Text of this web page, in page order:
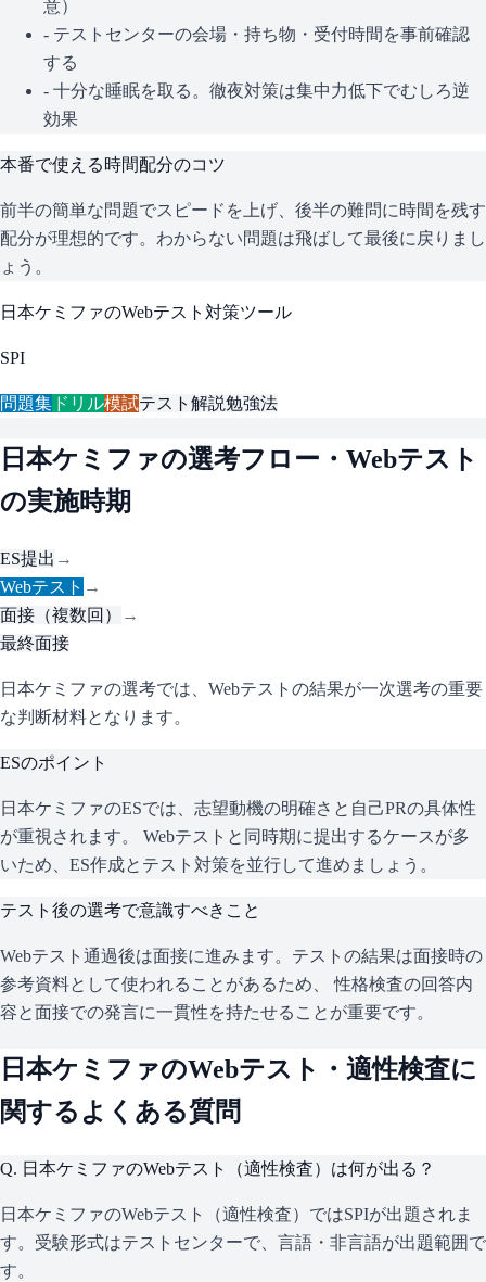
意）
- テストセンターの会場・持ち物・受付時間を事前確認
する
- 十分な睡眠を取る。徹夜対策は集中力低下でむしろ逆
効果
本番で使える時間配分のコツ
前半の簡単な問題でスピードを上げ、後半の難問に時間を残す
配分が理想的です。わからない問題は飛ばして最後に戻りまし
ょう。
日本ケミファのWebテスト対策ツール
SPI
問題集 ドリル模試テスト解説勉強法
日本ケミファの選考フロー・Webテスト
の実施時期
ES提出 →
Webテスト →
面接（複数回）
→
最終面接
日本ケミファの選考では、Webテストの結果が一次選考の重要
な判断材料となります。
ESのポイント
日本ケミファのESでは、志望動機の明確さと自己PRの具体性
が重視されます。 Webテストと同時期に提出するケースが多
いため、ES作成とテスト対策を並行して進めましょう。
テスト後の選考で意識すべきこと
Webテスト通過後は面接に進みます。テストの結果は面接時の
参考資料として使われることがあるため、 性格検査の回答内
容と面接での発言に一貫性を持たせることが重要です。
日本ケミファのWebテスト・適性検査に
関するよくある質問
Q. 日本ケミファのWebテスト（適性検査）は何が出る？
日本ケミファのWebテスト（適性検査）ではSPIが出題されま
す。受験形式はテストセンターで、言語・非言語が出題範囲で
す。